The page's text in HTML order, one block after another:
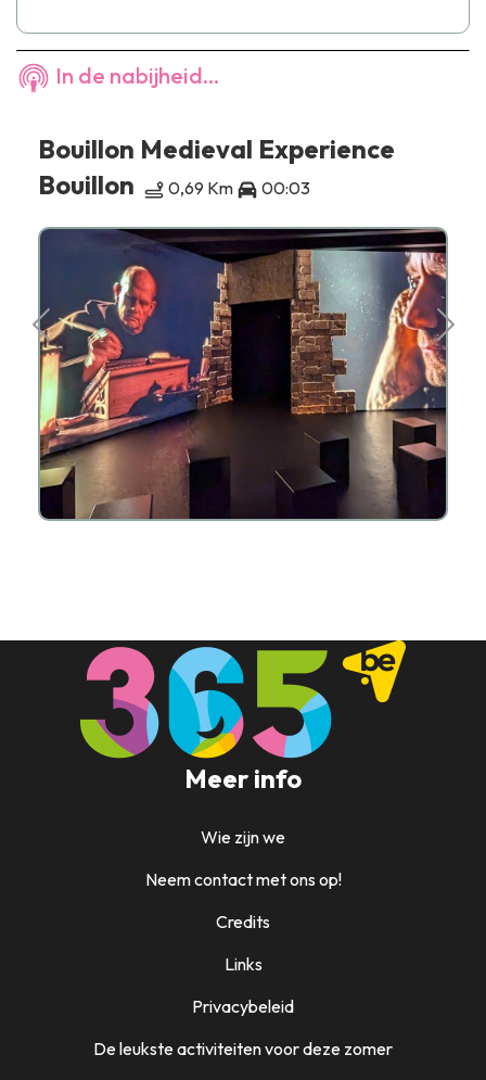
In de nabijheid...
Bouillon Medieval Experience
Bouillon
0,69 Km 00:03
Meer info
Wie zijn we
Neem contact met ons op!
Credits
Links
Privacybeleid
De leukste activiteiten voor deze zomer